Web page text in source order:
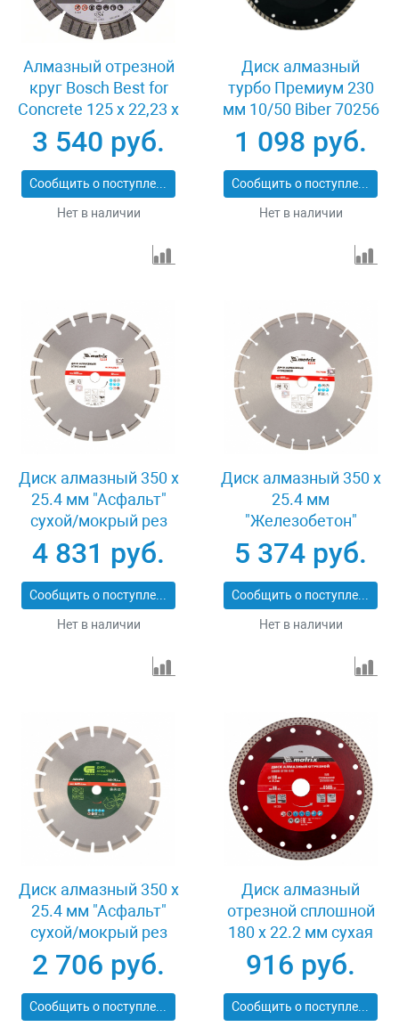
Алмазный отрезной
круг Bosch Best for
Concrete 125 x 22,23 x
2,2 x 12 mm
3 540 руб.
Сообщить о поступлении
Нет в наличии
Диск алмазный
турбо Премиум 230
мм 10/50 Biber 70256
1 098 руб.
Сообщить о поступлении
Нет в наличии
Диск алмазный 350 х
25.4 мм "Асфальт"
сухой/мокрый рез
Pro Matrix 731073
4 831 руб.
Сообщить о поступлении
Нет в наличии
Диск алмазный 350 х
25.4 мм
"Железобетон"
сухой/мокрый рез
Pro Matrix 731103
5 374 руб.
Сообщить о поступлении
Нет в наличии
Диск алмазный 350 х
25.4 мм "Асфальт"
сухой/мокрый рез
Сибртех 731013
2 706 руб.
Сообщить о поступлении
Диск алмазный
отрезной сплошной
180 х 22.2 мм сухая
резка Matrix
Professional 73128
916 руб.
Сообщить о поступлении